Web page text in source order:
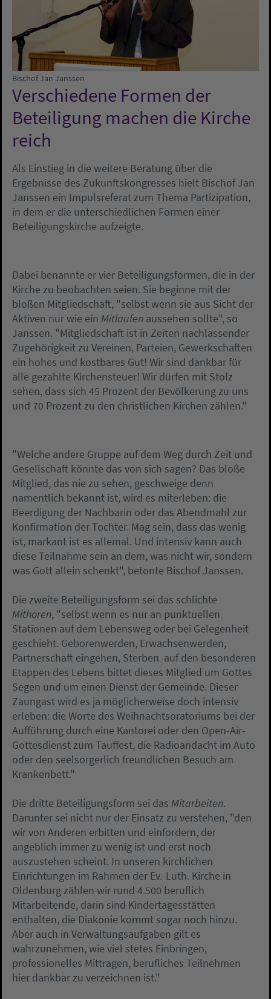
Bischof Jan Janssen
Verschiedene Formen der
Beteiligung machen die Kirche
reich
Als Einstieg in die weitere Beratung über die
Ergebnisse des Zukunftskongresses hielt Bischof Jan
Janssen ein Impulsreferat zum Thema Partizipation,
in dem er die unterschiedlichen Formen einer
Beteiligungskirche aufzeigte.
Dabei benannte er vier Beteiligungsformen, die in der
Kirche zu beobachten seien. Sie beginne mit der
bloßen Mitgliedschaft, "selbst wenn sie aus Sicht der
Aktiven nur wie ein Mitlaufen aussehen sollte", so
Janssen. "Mitgliedschaft ist in Zeiten nachlassender
Zugehörigkeit zu Vereinen, Parteien, Gewerkschaften
ein hohes und kostbares Gut! Wir sind dankbar für
alle gezahlte Kirchensteuer! Wir dürfen mit Stolz
sehen, dass sich 45 Prozent der Bevölkerung zu uns
und 70 Prozent zu den christlichen Kirchen zählen."
"Welche andere Gruppe auf dem Weg durch Zeit und
Gesellschaft könnte das von sich sagen? Das bloße
Mitglied, das nie zu sehen, geschweige denn
namentlich bekannt ist, wird es miterleben: die
Beerdigung der Nachbarin oder das Abendmahl zur
Konfirmation der Tochter. Mag sein, dass das wenig
ist, markant ist es allemal. Und intensiv kann auch
diese Teilnahme sein an dem, was nicht wir, sondern
was Gott allein schenkt", betonte Bischof Janssen.
Die zweite Beteiligungsform sei das schlichte
Mithören, "selbst wenn es nur an punktuellen
Stationen auf dem Lebensweg oder bei Gelegenheit
geschieht. Geborenwerden, Erwachsenwerden,
Partnerschaft eingehen, Sterben  auf den besonderen
Etappen des Lebens bittet dieses Mitglied um Gottes
Segen und um einen Dienst der Gemeinde. Dieser
Zaungast wird es ja möglicherweise doch intensiv
erleben: die Worte des Weihnachtsoratoriums bei der
Aufführung durch eine Kantorei oder den Open-Air-
Gottesdienst zum Tauffest, die Radioandacht im Auto
oder den seelsorgerlich freundlichen Besuch am
Krankenbett."
Die dritte Beteiligungsform sei das Mitarbeiten.
Darunter sei nicht nur der Einsatz zu verstehen, "den
wir von Anderen erbitten und einfordern, der
angeblich immer zu wenig ist und erst noch
auszustehen scheint. In unseren kirchlichen
Einrichtungen im Rahmen der Ev.-Luth. Kirche in
Oldenburg zählen wir rund 4.500 beruflich
Mitarbeitende, darin sind Kindertagesstätten
enthalten, die Diakonie kommt sogar noch hinzu.
Aber auch in Verwaltungsaufgaben gilt es
wahrzunehmen, wie viel stetes Einbringen,
professionelles Mittragen, berufliches Teilnehmen
hier dankbar zu verzeichnen ist."